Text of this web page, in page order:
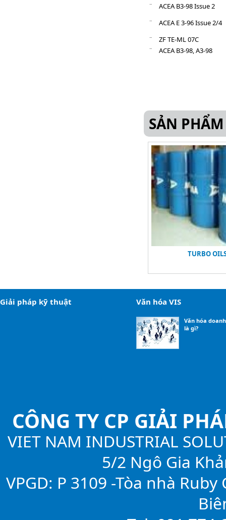
¨ ACEA B3-98 Issue 2
¨ ACEA E 3-96 Issue 2/4
¨ ZF TE-ML 07C
¨ ACEA B3-98, A3-98
SẢN
TURBO
Giải pháp kỹ thuật Văn hóa VIS
Văn hóa
là gì?
CÔNG TY CP GIẢI
VIET NAM INDUSTRIAL
5/2 Ngô Gia
VPGD: P 3109 -Tòa nhà